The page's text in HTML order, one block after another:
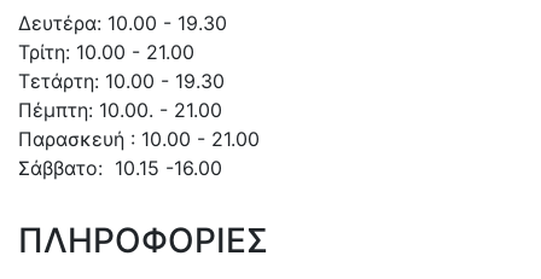
Δευτέρα: 10.00 - 19.30
Τρίτη: 10.00 - 21.00
Τετάρτη: 10.00 - 19.30
Πέμπτη: 10.00. - 21.00
Παρασκευή : 10.00 - 21.00
Σάββατο: 10.15 -16.00
ΠΛΗΡΟΦΟΡΙΕΣ